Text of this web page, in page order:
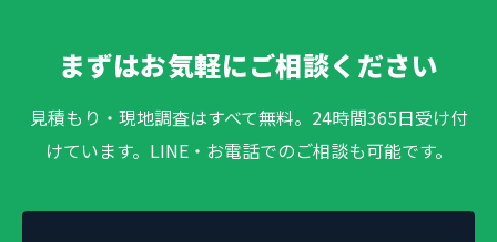
まずはお気軽にご相談ください
見積もり・現地調査はすべて無料。24時間365日受け付
けています。LINE・お電話でのご相談も可能です。